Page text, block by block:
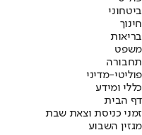
ביטחוני
חינוך
בריאות
משפט
תחבורה
פוליטי-מדיני
כללי ומידע
דף הבית
זמני כניסת וצאת שבת
מגזין השבוע